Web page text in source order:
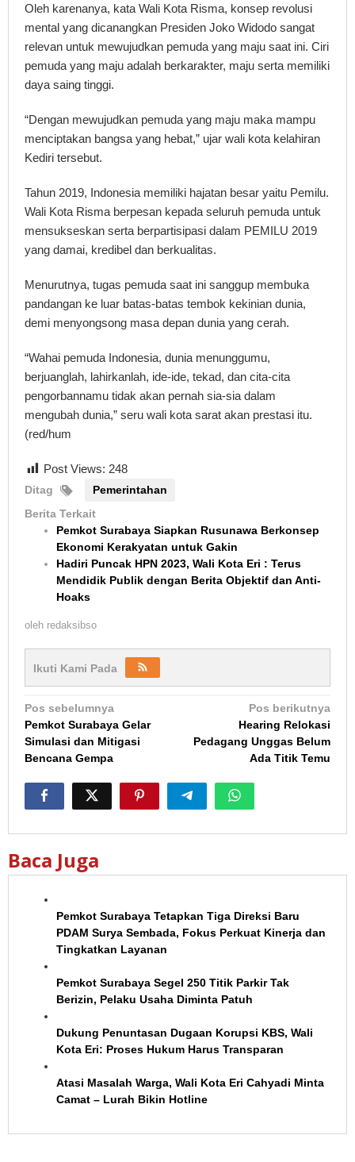
Oleh karenanya, kata Wali Kota Risma, konsep revolusi
mental yang dicanangkan Presiden Joko Widodo sangat
relevan untuk mewujudkan pemuda yang maju saat ini. Ciri
pemuda yang maju adalah berkarakter, maju serta memiliki
daya saing tinggi.
“Dengan mewujudkan pemuda yang maju maka mampu
menciptakan bangsa yang hebat,” ujar wali kota kelahiran
Kediri tersebut.
Tahun 2019, Indonesia memiliki hajatan besar yaitu Pemilu.
Wali Kota Risma berpesan kepada seluruh pemuda untuk
mensukseskan serta berpartisipasi dalam PEMILU 2019
yang damai, kredibel dan berkualitas.
Menurutnya, tugas pemuda saat ini sanggup membuka
pandangan ke luar batas-batas tembok kekinian dunia,
demi menyongsong masa depan dunia yang cerah.
“Wahai pemuda Indonesia, dunia menunggumu,
berjuanglah, lahirkanlah, ide-ide, tekad, dan cita-cita
pengorbannamu tidak akan pernah sia-sia dalam
mengubah dunia,” seru wali kota sarat akan prestasi itu.
(red/hum
Post Views: 248
Ditag
Pemerintahan
Berita Terkait
Pemkot Surabaya Siapkan Rusunawa Berkonsep
Ekonomi Kerakyatan untuk Gakin
Hadiri Puncak HPN 2023, Wali Kota Eri : Terus
Mendidik Publik dengan Berita Objektif dan Anti-
Hoaks
oleh redaksibso
Ikuti Kami Pada
Navigasi
pos
Pos sebelumnya
Pemkot Surabaya Gelar
Simulasi dan Mitigasi
Bencana Gempa
Pos berikutnya
Hearing Relokasi
Pedagang Unggas Belum
Ada Titik Temu
Baca Juga
Pemkot Surabaya Tetapkan Tiga Direksi Baru
PDAM Surya Sembada, Fokus Perkuat Kinerja dan
Tingkatkan Layanan
Pemkot Surabaya Segel 250 Titik Parkir Tak
Berizin, Pelaku Usaha Diminta Patuh
Dukung Penuntasan Dugaan Korupsi KBS, Wali
Kota Eri: Proses Hukum Harus Transparan
Atasi Masalah Warga, Wali Kota Eri Cahyadi Minta
Camat – Lurah Bikin Hotline